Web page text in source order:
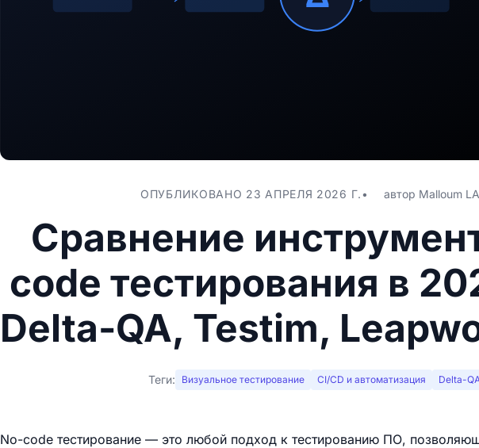
ОПУБЛИКОВАНО 23 АПРЕЛЯ 2026 Г. автор Malloum
Сравнение
code тестирования в
Delta-QA, Testim,
Теги: Визуальное тестирование CI/CD и автоматизация Delta-
No-code тестирование — это любой подход к тестированию ПО,